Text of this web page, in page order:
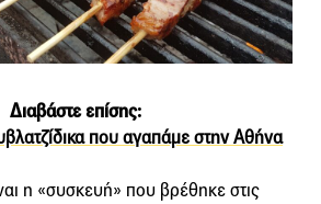
Διαβάστε επίσης:
που αγαπάμε στην Αθήνα
η «συσκευή» που βρέθηκε στις